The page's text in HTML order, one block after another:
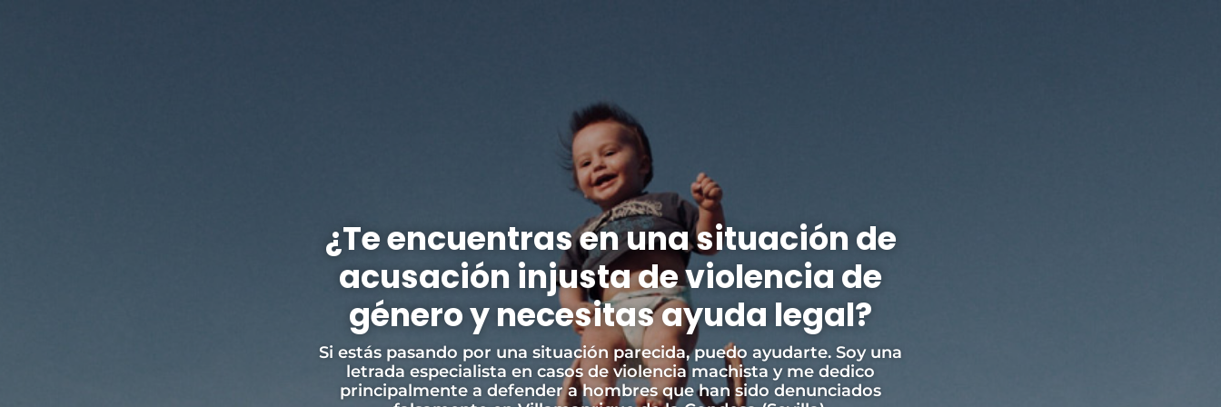
¿Te encuentras en una situación de
acusación injusta de violencia de
género y necesitas ayuda legal?
Si estás pasando por una situación parecida, puedo ayudarte. Soy una
letrada especialista en casos de violencia machista y me dedico
principalmente a defender a hombres que han sido denunciados